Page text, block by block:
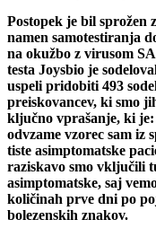
Postopek je bil sprožen
namen samotestiranja
na okužbo z virusom
testa Joysbio je
uspeli pridobiti 493
preiskovancev, ki smo
ključno vprašanje, ki
odvzame vzorec sam iz
tiste asimptomatske
raziskavo smo vključili
asimptomatske, saj
količinah prve dni po
bolezenskih znakov.